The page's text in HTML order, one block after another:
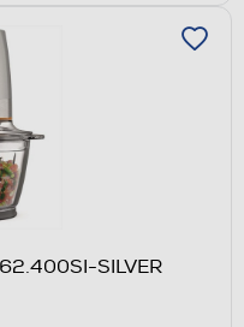
SILVER